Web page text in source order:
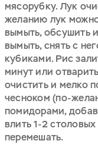
мясорубку. Лук
желанию лук
вымыть, обсушить
вымыть, снять с
кубиками. Рис
минут или
очистить и мелко
чесноком (по-
помидорами,
влить 1-2
перемешать.